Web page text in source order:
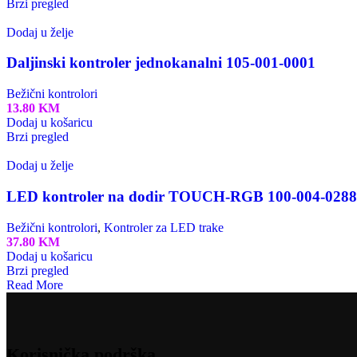
Brzi pregled
Dodaj u želje
Daljinski kontroler jednokanalni 105-001-0001
Bežični kontrolori
13.80 KM
Dodaj u košaricu
Brzi pregled
Dodaj u želje
LED kontroler na dodir TOUCH-RGB 100-004-0288
Bežični kontrolori, Kontroler za LED trake
37.80 KM
Dodaj u košaricu
Brzi pregled
Read More